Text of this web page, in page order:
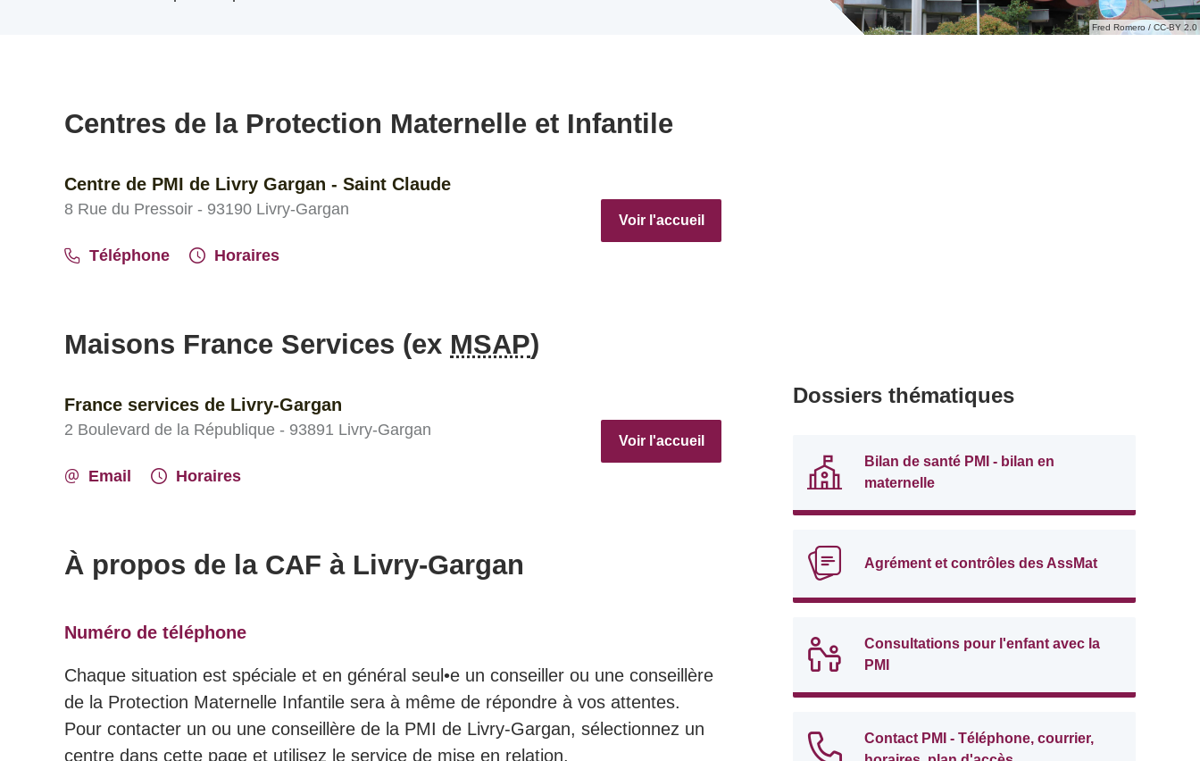
Fred Romero / CC-BY 2.0
Centres de la Protection Maternelle et Infantile
Centre de PMI de Livry Gargan - Saint Claude
8 Rue du Pressoir - 93190 Livry-Gargan
Téléphone Horaires
Voir l'accueil
Maisons France Services (ex MSAP)
France services de Livry-Gargan
2 Boulevard de la République - 93891 Livry-Gargan
Email Horaires
Voir l'accueil
À propos de la CAF à Livry-Gargan
Numéro de téléphone
Chaque situation est spéciale et en général seul•e un conseiller ou une conseillère
de la Protection Maternelle Infantile sera à même de répondre à vos attentes.
Pour contacter un ou une conseillère de la PMI de Livry-Gargan, sélectionnez un
centre dans cette page et utilisez le service de mise en relation.
Dossiers thématiques
Bilan de santé PMI - bilan en
maternelle
Agrément et contrôles des AssMat
Consultations pour l'enfant avec la
PMI
Contact PMI - Téléphone, courrier,